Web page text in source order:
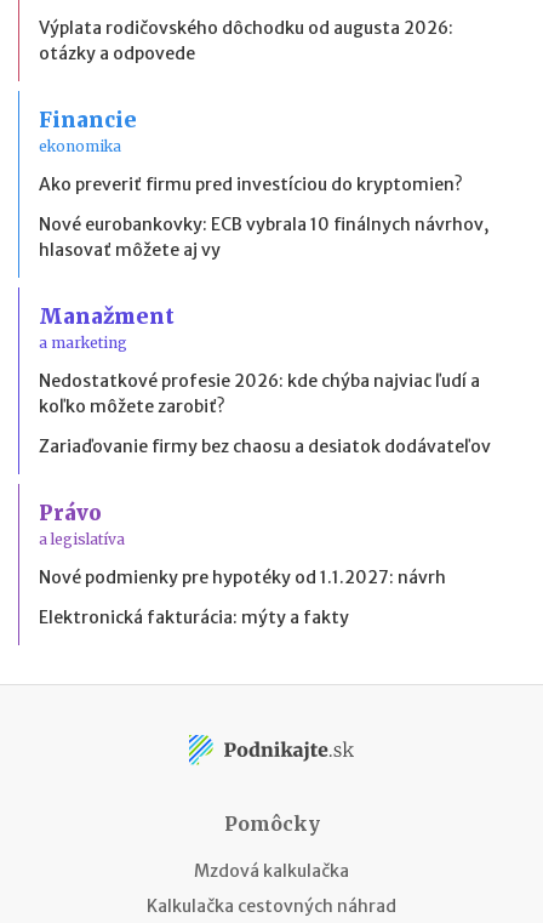
Výplata rodičovského dôchodku od augusta 2026:
otázky a odpovede
Financie
ekonomika
Ako preveriť firmu pred investíciou do kryptomien?
Nové eurobankovky: ECB vybrala 10 finálnych návrhov,
hlasovať môžete aj vy
Manažment
a marketing
Nedostatkové profesie 2026: kde chýba najviac ľudí a
koľko môžete zarobiť?
Zariaďovanie firmy bez chaosu a desiatok dodávateľov
Právo
a legislatíva
Nové podmienky pre hypotéky od 1.1.2027: návrh
Elektronická fakturácia: mýty a fakty
Pomôcky
Mzdová kalkulačka
Kalkulačka cestovných náhrad